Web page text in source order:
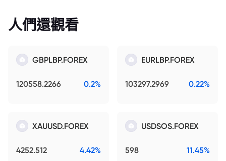
人們還觀看
GBPLBP.FOREX
120558.2266 0.2%
EURLBP.FOREX
103297.2969 0.22%
XAUUSD.FOREX
4252.512 4.42%
USDSOS.FOREX
598 11.45%